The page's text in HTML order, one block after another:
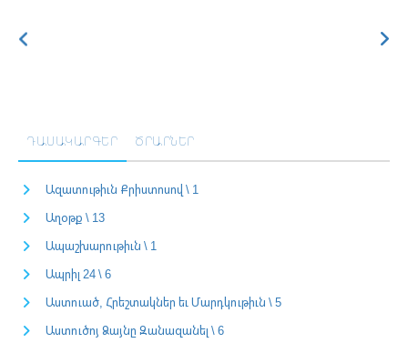
ԴԱՍԱԿԱՐԳԵՐ ԾՐԱՐՆԵՐ
Ազատութիւն Քրիստոսով \ 1
Աղօթք \ 13
Ապաշխարութիւն \ 1
Ապրիլ 24 \ 6
Աստուած, Հրեշտակներ եւ Մարդկութիւն \ 5
Աստուծոյ Ձայնը Զանազանել \ 6